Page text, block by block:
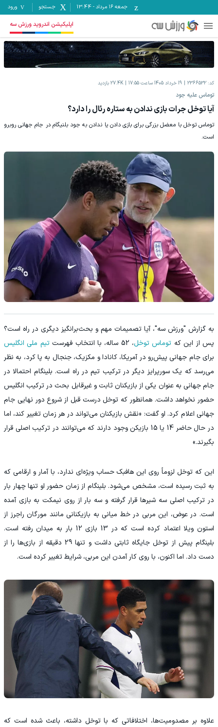
جمعه ۱۶ مرداد -
13:44 جستجو ورود
اپلیکیشن اندروید ورزش سه
کد: 2366532 19 خرداد 1405 ساعت 17:55 27.4K بازدید
توماس علیه جود
آیا توخل جرات بازی ندادن به ستاره رئال را دارد؟
توماس توخل با معضل بزرگی برای بازی دادن یا ندادن به جود بلنیگام در جام جهانی روبرو
است.
به گزارش "ورزش سه"، آیا تصمیمات مهم و بحث‌برانگیز دیگری در راه است؟
پس از این که توماس توخل، 52 ساله، با انتخاب فهرست
تیم ملی انگلیس
برای جام جهانی پیش‌رو در آمریکا، کانادا و مکزیک، جنجال به پا کرد، به نظر
می‌رسد که یک سورپرایز دیگر در ترکیب تیم در راه است. بلینگام احتمالا در
جام جهانی به عنوان یکی از بازیکنان ثابت و غیرقابل بحث در ترکیب انگلیس
حضور نخواهد داشت. همانطور که توخل درست قبل از شروع دور نهایی جام
جهانی اعلام کرد. او گفت: «نقش بازیکنان می‌تواند در هر زمان تغییر کند، اما
در حال حاضر 14 یا 15 بازیکن وجود دارند که می‌توانند در ترکیب اصلی قرار
بگیرند.»
این که توخل لزوماً روی این هافبک حساب ویژه‌ای ندارد، با آمار و ارقامی که
به ثبت رسیده است، مشخص می‌شود. بلینگام از زمان حضور او تنها چهار بار
در ترکیب اصلی سه شیرها قرار گرفته و سه بار از روی نیمکت به بازی آمده
است. در عوض، این مربی در خط میانی به بازیکنانی مانند مورگان راجرز از
استون ویلا اعتماد کرده است که در 13 بازی 12 بار به میدان رفته است.
بلینگام پیش از توخل جایگاه ثابتی داشت و تنها 29 دقیقه از بازی‌ها را از
دست داد. اما اکنون، با روی کار آمدن این مربی، شرایط تغییر کرده است.
علاوه بر مصدومیت‌ها، اختلافاتی که با توخل داشته، باعث شده است که